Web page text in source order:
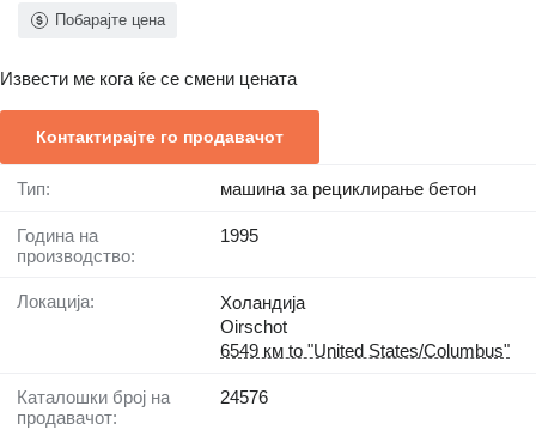
Побарајте цена
Извести ме кога ќе се смени цената
Контактирајте го продавачот
Тип: машина за рециклирање бетон
Година на
производство:
1995
Локација:
Холандија
Oirschot
6549 км to "United States/Columbus"
Каталошки број на
продавачот:
24576